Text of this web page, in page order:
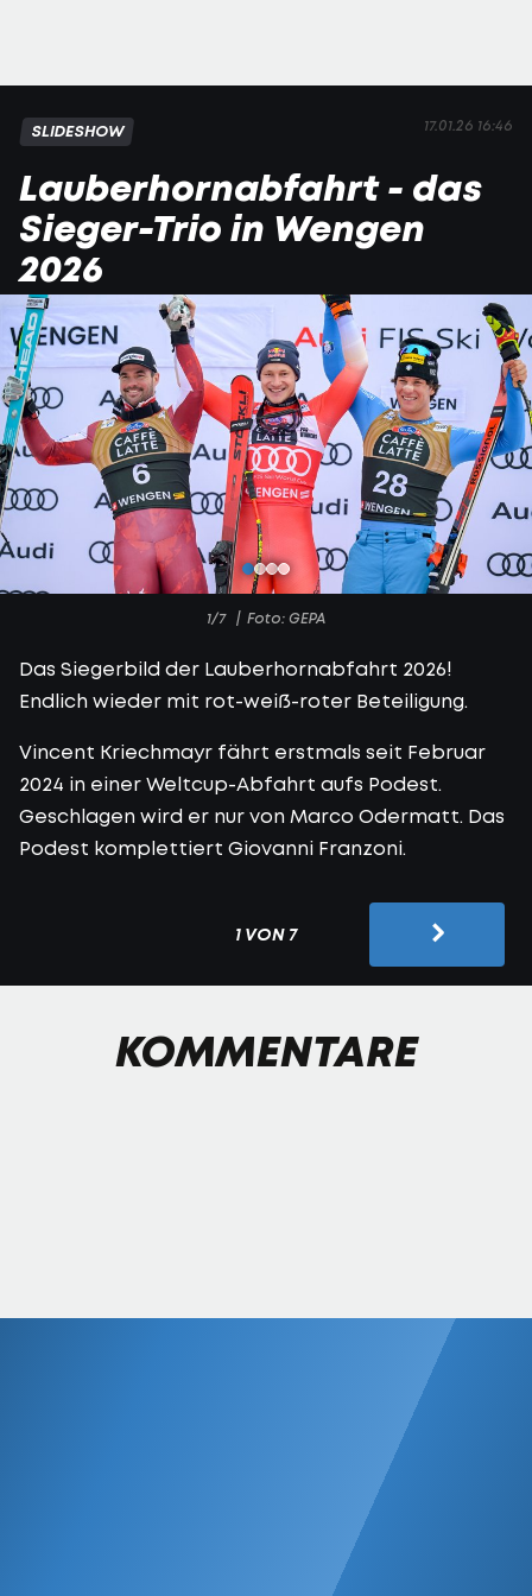
17.01.26 16:46
SLIDESHOW
Lauberhornabfahrt - das
Sieger-Trio in Wengen
2026
1/7 Foto: GEPA
Das Siegerbild der Lauberhornabfahrt 2026!
Endlich wieder mit rot-weiß-roter Beteiligung.
Vincent Kriechmayr fährt erstmals seit Februar
2024 in einer Weltcup-Abfahrt aufs Podest.
Geschlagen wird er nur von Marco Odermatt. Das
Podest komplettiert Giovanni Franzoni.
1 VON 7
KOMMENTARE